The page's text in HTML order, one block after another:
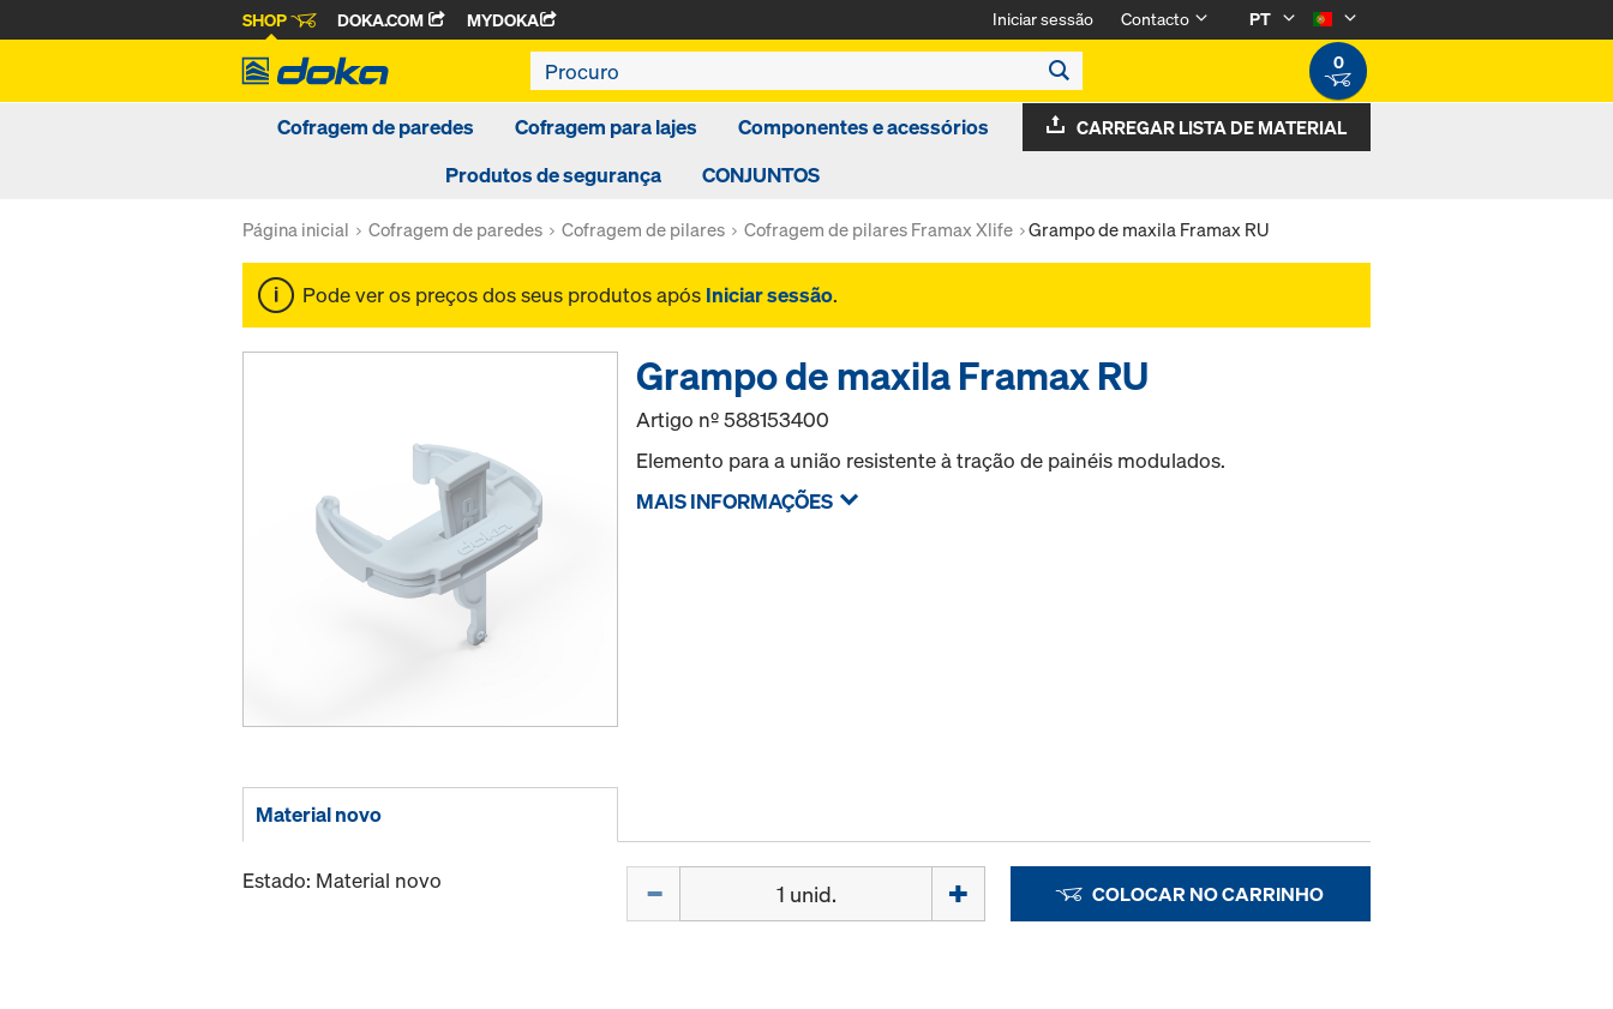
SHOP DOKA.COM MYDOKA Iniciar sessão Contacto
PT
0
Cofragem de paredes Cofragem para lajes
Componentes e acessórios
Produtos de segurança
CONJUNTOS
CARREGAR LISTA DE MATERIAL
Página inicial Cofragem de paredes Cofragem de pilares Cofragem de pilares Framax Xlife Grampo de maxila Framax RU
Pode ver os preços dos seus produtos após Iniciar sessão.
Grampo de maxila Framax RU
Artigo nº588153400
Elemento para a união resistente à tração de painéis modulados.
MAIS INFORMAÇÕES
Material novo
Estado: Material novo COLOCAR NO CARRINHO